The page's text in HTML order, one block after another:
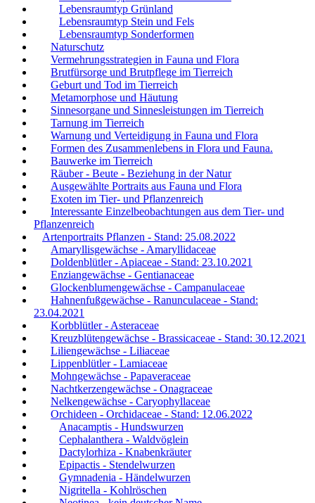
Lebensraumtyp Grünland
Lebensraumtyp Stein und Fels
Lebensraumtyp Sonderformen
Naturschutz
Vermehrungsstrategien in Fauna und Flora
Brutfürsorge und Brutpflege im Tierreich
Geburt und Tod im Tierreich
Metamorphose und Häutung
Sinnesorgane und Sinnesleistungen im Tierreich
Tarnung im Tierreich
Warnung und Verteidigung in Fauna und Flora
Formen des Zusammenlebens in Flora und Fauna.
Bauwerke im Tierreich
Räuber - Beute - Beziehung in der Natur
Ausgewählte Portraits aus Fauna und Flora
Exoten im Tier- und Pflanzenreich
Interessante Einzelbeobachtungen aus dem Tier- und
Pflanzenreich
Artenportraits Pflanzen - Stand: 25.08.2022
Amaryllisgewächse - Amaryllidaceae
Doldenblütler - Apiaceae - Stand: 23.10.2021
Enziangewächse - Gentianaceae
Glockenblumengewächse - Campanulaceae
Hahnenfußgewächse - Ranunculaceae - Stand:
23.04.2021
Korbblütler - Asteraceae
Kreuzblütengewächse - Brassicaceae - Stand: 30.12.2021
Liliengewächse - Liliaceae
Lippenblütler - Lamiaceae
Mohngewächse - Papaveraceae
Nachtkerzengewächse - Onagraceae
Nelkengewächse - Caryophyllaceae
Orchideen - Orchidaceae - Stand: 12.06.2022
Anacamptis - Hundswurzen
Cephalanthera - Waldvöglein
Dactylorhiza - Knabenkräuter
Epipactis - Stendelwurzen
Gymnadenia - Händelwurzen
Nigritella - Kohlröschen